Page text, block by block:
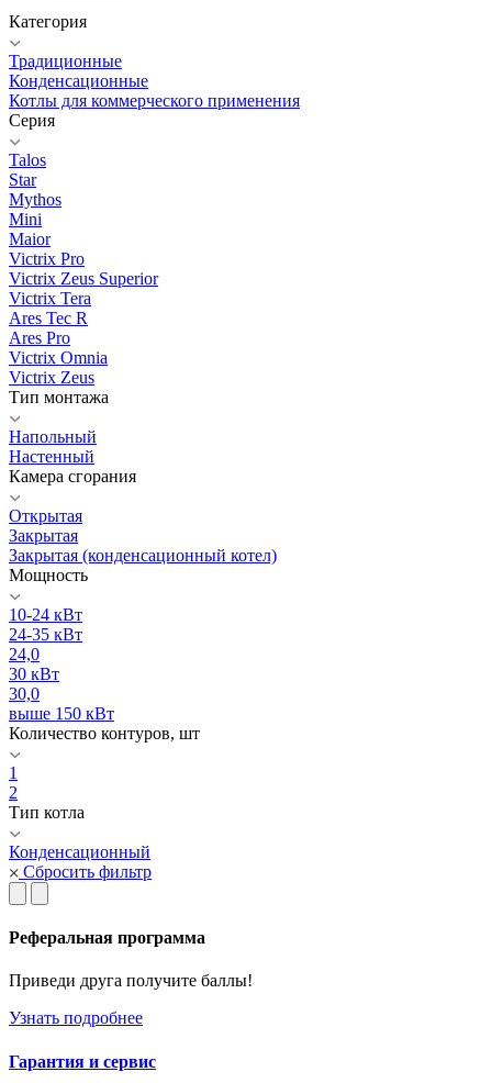
Категория
Традиционные
Конденсационные
Котлы для коммерческого применения
Серия
Talos
Star
Mythos
Mini
Maior
Victrix Pro
Victrix Zeus Superior
Victrix Tera
Ares Tec R
Ares Pro
Victrix Omnia
Victrix Zeus
Тип монтажа
Напольный
Настенный
Камера сгорания
Открытая
Закрытая
Закрытая (конденсационный котел)
Мощность
10-24 кВт
24-35 кВт
24,0
30 кВт
30,0
выше 150 кВт
Количество контуров, шт
1
2
Тип котла
Конденсационный
Сбросить фильтр
Реферальная программа
Приведи друга получите баллы!
Узнать подробнее
Гарантия и сервис